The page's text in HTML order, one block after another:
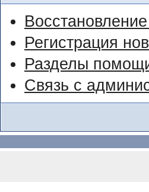
Регистрация
Разделы
Связь с